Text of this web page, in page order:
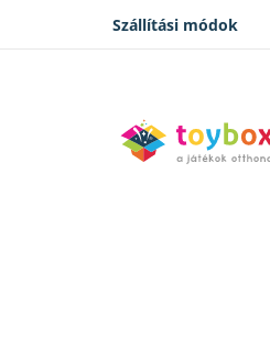
Szállítási módok